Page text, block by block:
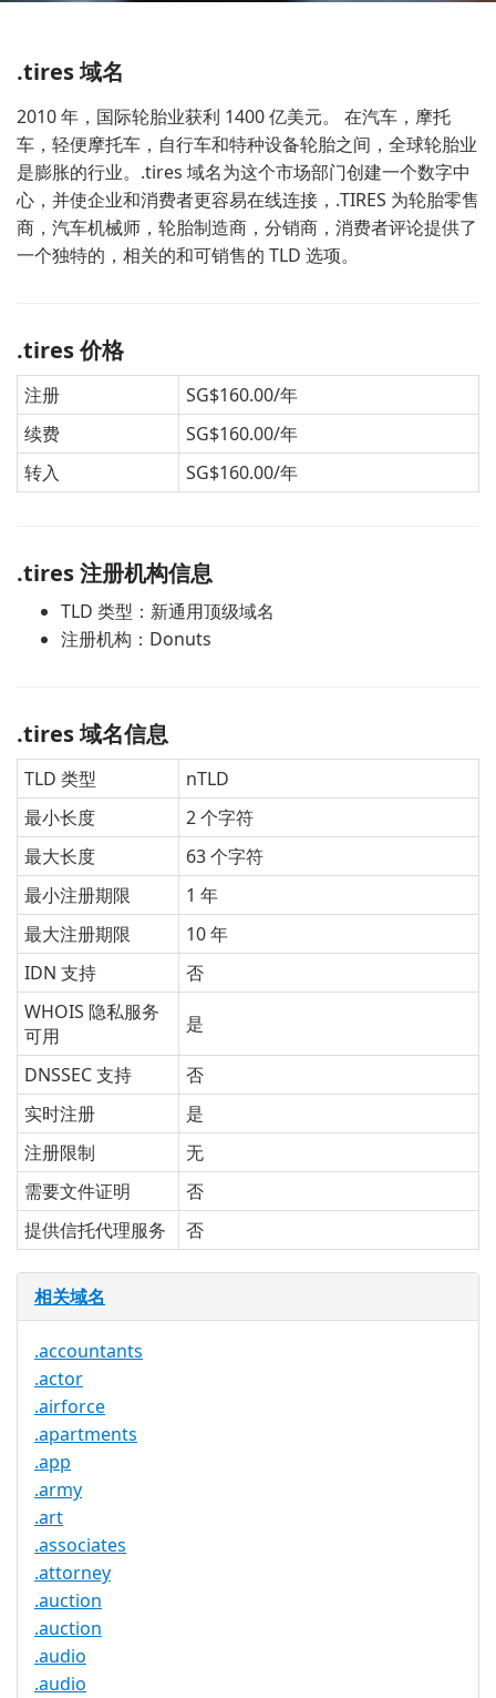
.tires 域名
2010 年，国际轮胎业获利 1400 亿美元。 在汽车，摩托
车，轻便摩托车，自行车和特种设备轮胎之间，全球轮胎业
是膨胀的行业。.tires 域名为这个市场部门创建一个数字中
心，并使企业和消费者更容易在线连接，.TIRES 为轮胎零售
商，汽车机械师，轮胎制造商，分销商，消费者评论提供了
一个独特的，相关的和可销售的 TLD 选项。
.tires 价格
注册
SG$160.00/年
续费
SG$160.00/年
转入
SG$160.00/年
.tires 注册机构信息
TLD 类型：新通用顶级域名
注册机构：Donuts
.tires 域名信息
TLD 类型
nTLD
最小长度
2 个字符
最大长度
63 个字符
最小注册期限
1 年
最大注册期限
10 年
IDN 支持
否
WHOIS 隐私服务
可用
是
DNSSEC 支持
否
实时注册
是
注册限制
无
需要文件证明
否
提供信托代理服务
否
相关域名
.accountants
.actor
.airforce
.apartments
.app
.army
.art
.associates
.attorney
.auction
.auction
.audio
.audio